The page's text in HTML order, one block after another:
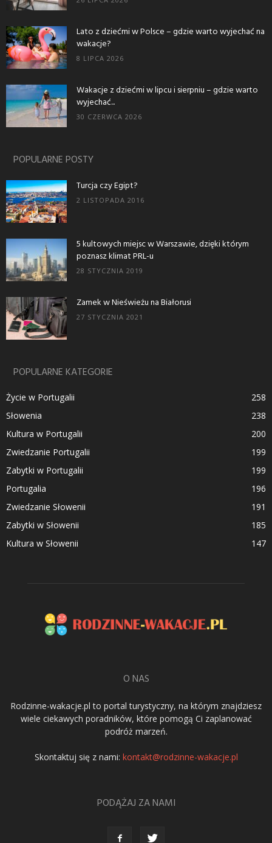
Lato z dziećmi w Polsce – gdzie warto wyjechać na
wakacje?
8 LIPCA 2026
Wakacje z dziećmi w lipcu i sierpniu – gdzie warto
wyjechać...
30 CZERWCA 2026
POPULARNE POSTY
Turcja czy Egipt?
2 LISTOPADA 2016
5 kultowych miejsc w Warszawie, dzięki którym
poznasz klimat PRL-u
28 STYCZNIA 2019
Zamek w Nieświeżu na Białorusi
27 STYCZNIA 2021
POPULARNE KATEGORIE
Życie w Portugalii
258
Słowenia
238
Kultura w Portugalii
200
Zwiedzanie Portugalii
199
Zabytki w Portugalii
199
Portugalia
196
Zwiedzanie Słowenii
191
Zabytki w Słowenii
185
Kultura w Słowenii
147
O NAS
Rodzinne-wakacje.pl to portal turystyczny, na którym znajdziesz
wiele ciekawych poradników, które pomogą Ci zaplanować
podróż marzeń.
Skontaktuj się z nami: kontakt@rodzinne-wakacje.pl
PODĄŻAJ ZA NAMI